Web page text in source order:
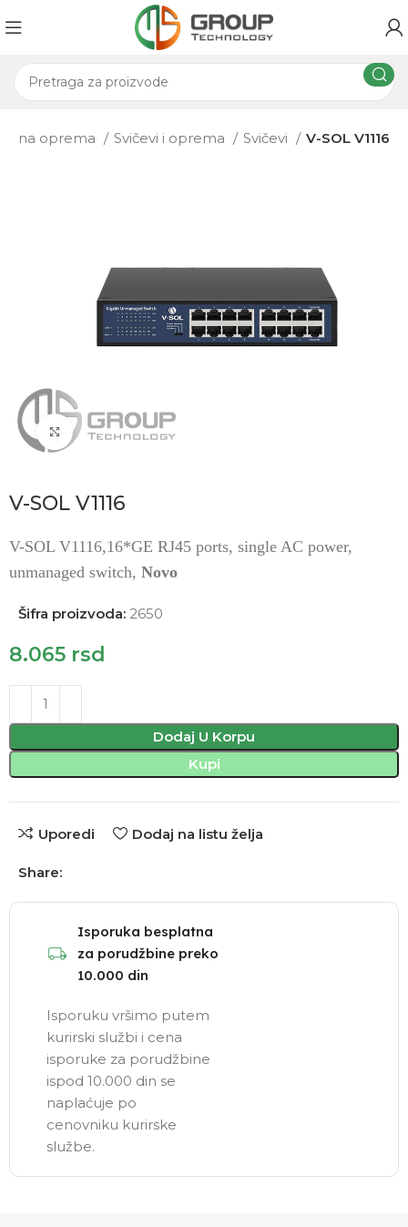
oprema Svičevi i oprema Svičevi V-SOL V1116
Click to enlarge
V-SOL V1116
V-SOL V1116,16*GE RJ45 ports, single AC power,
unmanaged switch,Novo
Šifra proizvoda: 2650
8.065 rsd
Dodaj U Korpu
Kupi
Uporedi Dodaj na listu želja
Share:
Isporuka besplatna
za porudžbine preko
10.000 din
Isporuku vršimo putem
kurirski službi i cena
isporuke za porudžbine
ispod 10.000 din se
naplaćuje po
cenovniku kurirske
službe.